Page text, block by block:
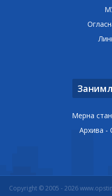
Мерна
Архива -
Copyright © 2005 - 2026